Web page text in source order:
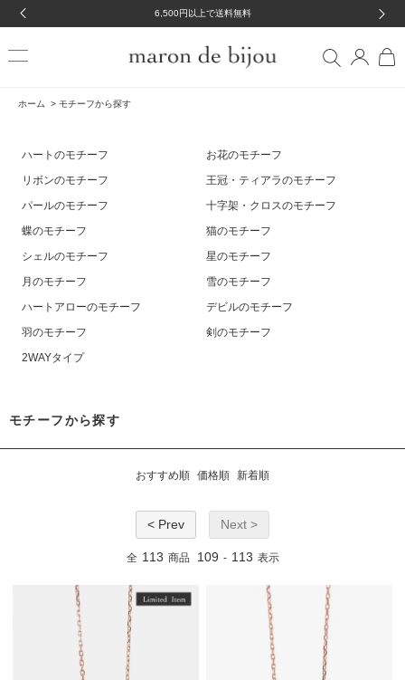
6,500円以上で送料無料
ホーム > モチーフから探す
ハートのモチーフ
お花のモチーフ
リボンのモチーフ
王冠・ティアラのモチーフ
パールのモチーフ
十字架・クロスのモチーフ
蝶のモチーフ
猫のモチーフ
シェルのモチーフ
星のモチーフ
月のモチーフ
雪のモチーフ
ハートアローのモチーフ
デビルのモチーフ
羽のモチーフ
剣のモチーフ
2WAYタイプ
モチーフから探す
おすすめ順 価格順 新着順
< Prev Next >
全 113 商品 109 - 113 表示